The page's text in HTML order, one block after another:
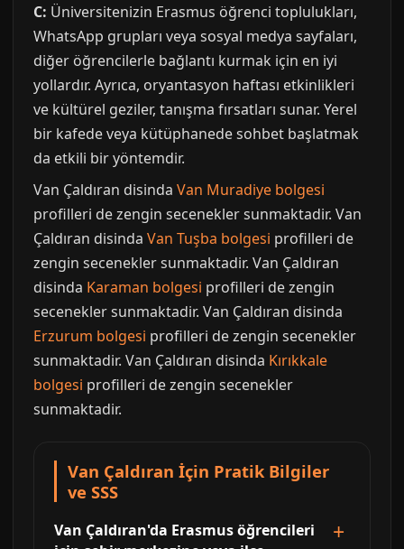
C: Üniversitenizin Erasmus öğrenci toplulukları,
WhatsApp grupları veya sosyal medya sayfaları,
diğer öğrencilerle bağlantı kurmak için en iyi
yollardır. Ayrıca, oryantasyon haftası etkinlikleri
ve kültürel geziler, tanışma fırsatları sunar. Yerel
bir kafede veya kütüphanede sohbet başlatmak
da etkili bir yöntemdir.
Van Çaldıran disinda Van Muradiye bolgesi
profilleri de zengin secenekler sunmaktadir. Van
Çaldıran disinda Van Tuşba bolgesi profilleri de
zengin secenekler sunmaktadir. Van Çaldıran
disinda Karaman bolgesi profilleri de zengin
secenekler sunmaktadir. Van Çaldıran disinda
Erzurum bolgesi profilleri de zengin secenekler
sunmaktadir. Van Çaldıran disinda Kırıkkale
bolgesi profilleri de zengin secenekler
sunmaktadir.
Van Çaldıran İçin Pratik Bilgiler
ve SSS
Van Çaldıran'da Erasmus öğrencileri